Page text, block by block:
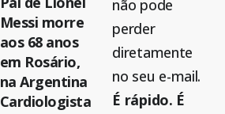
Messi morre
aos 68 anos
em Rosário,
na Argentina
Cardiologista
não pode
perder
diretamente
no seu e-mail.
É rápido. É